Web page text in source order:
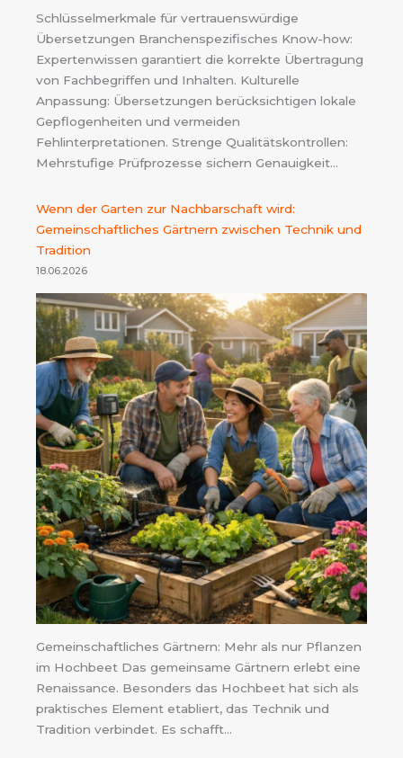
Schlüsselmerkmale für vertrauenswürdige
Übersetzungen Branchenspezifisches Know-how:
Expertenwissen garantiert die korrekte Übertragung
von Fachbegriffen und Inhalten. Kulturelle
Anpassung: Übersetzungen berücksichtigen lokale
Gepflogenheiten und vermeiden
Fehlinterpretationen. Strenge Qualitätskontrollen:
Mehrstufige Prüfprozesse sichern Genauigkeit…
Wenn der Garten zur Nachbarschaft wird:
Gemeinschaftliches Gärtnern zwischen Technik und
Tradition
18.06.2026
Gemeinschaftliches Gärtnern: Mehr als nur Pflanzen
im Hochbeet Das gemeinsame Gärtnern erlebt eine
Renaissance. Besonders das Hochbeet hat sich als
praktisches Element etabliert, das Technik und
Tradition verbindet. Es schafft…